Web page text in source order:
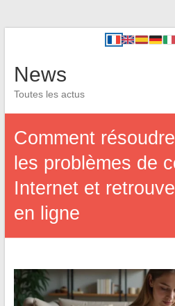
News
Toutes les actus
Comment
les problèmes de
Internet et
en ligne